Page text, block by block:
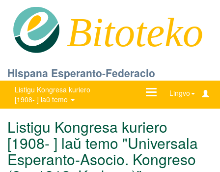
Bitoteko
Hispana Esperanto-Federacio
Listigu Kongresa kuriero
[1908- ] laŭ temo
Lingvo
Ŝanĝu
Listigu Kongresa kuriero
[1908- ] laŭ temo "Universala
Esperanto-Asocio. Kongreso